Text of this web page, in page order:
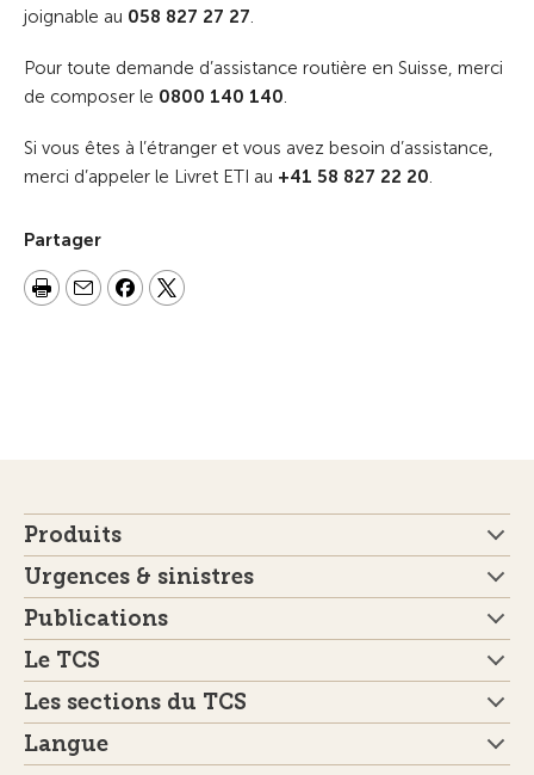
joignable au 058 827 27 27.
Pour toute demande d’assistance routière en Suisse, merci
de composer le 0800 140 140.
Si vous êtes à l’étranger et vous avez besoin d’assistance,
merci d’appeler le Livret ETI au +41 58 827 22 20.
Partager
Produits
Urgences & sinistres
Publications
Le TCS
Les sections du TCS
Langue